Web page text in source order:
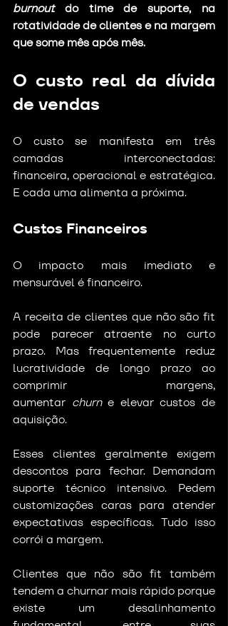
burnout do time de suporte, na
rotatividade de clientes e na margem
que some mês após mês.
O custo real da dívida
de vendas
O custo se manifesta em três
camadas interconectadas:
financeira, operacional e estratégica.
E cada uma alimenta a próxima.
Custos Financeiros
O impacto mais imediato e
mensurável é financeiro.
A receita de clientes que não são fit
pode parecer atraente no curto
prazo. Mas frequentemente reduz
lucratividade de longo prazo ao
comprimir margens,
aumentar churn e elevar custos de
aquisição.
Esses clientes geralmente exigem
descontos para fechar. Demandam
suporte técnico intensivo. Pedem
customizações caras para atender
expectativas específicas. Tudo isso
corrói a margem.
Clientes que não são fit também
tendem a churnar mais rápido porque
existe um desalinhamento